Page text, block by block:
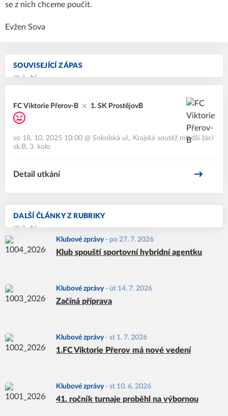
SOUVISEJÍCÍ ZÁPAS
FC Viktorie Přerov-B 1. SK ProstějovB
so 18. 10. 2025 10:00 @ Sokolská ul., Krajská soutěž mladší žáci
sk.B, 3. kolo
Detail utkání
DALŠÍ ČLÁNKY Z RUBRIKY
Klubové zprávy- po 27. 7. 2026
Klub spouští sportovní hybridní agentku
Klubové zprávy- út 14. 7. 2026
Začíná příprava
Klubové zprávy- st 1. 7. 2026
1.FC Viktorie Přerov má nové vedení
Klubové zprávy- st 10. 6. 2026
41. ročník turnaje proběhl na výbornou
se z nich chceme poučit.
Evžen Sova